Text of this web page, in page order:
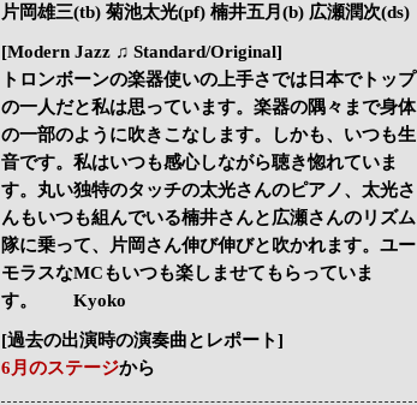
片岡雄三(tb) 菊池太光(pf) 楠井五月(b) 広瀬潤次(ds)
[Modern Jazz ♫ Standard/Original]
トロンボーンの楽器使いの上手さでは日本でトップ
の一人だと私は思っています。楽器の隅々まで身体
の一部のように吹きこなします。しかも、いつも生
音です。私はいつも感心しながら聴き惚れていま
す。丸い独特のタッチの太光さんのピアノ、太光さ
んもいつも組んでいる楠井さんと広瀬さんのリズム
隊に乗って、片岡さん伸び伸びと吹かれます。ユー
モラスなMCもいつも楽しませてもらっていま
す。 Kyoko
[過去の出演時の演奏曲とレポート]
6月のステージから